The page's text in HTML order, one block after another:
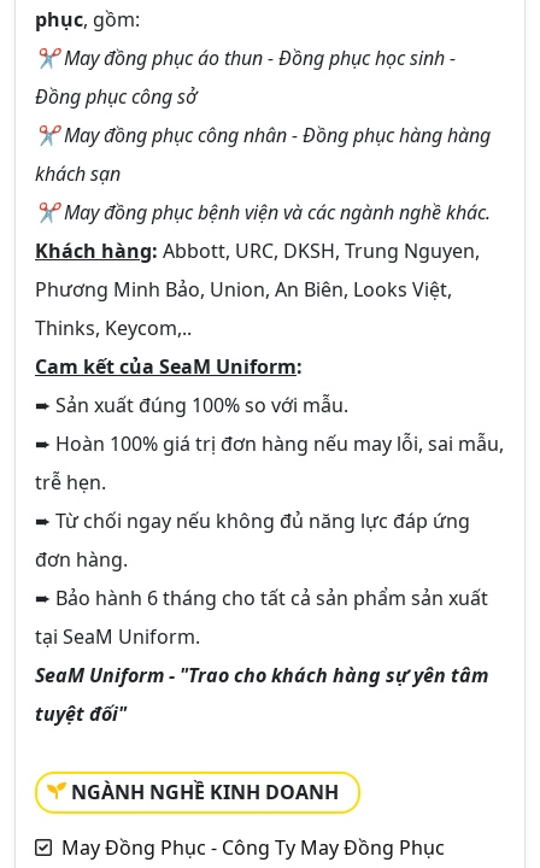
phục, gồm:
✂ May đồng phục áo thun - Đồng phục học sinh -
Đồng phục công sở
✂ May đồng phục công nhân - Đồng phục hàng hàng
khách sạn
✂ May đồng phục bệnh viện và các ngành nghề khác.
Khách hàng: Abbott, URC, DKSH, Trung Nguyen,
Phương Minh Bảo, Union, An Biên, Looks Việt,
Thinks, Keycom,..
Cam kết của SeaM Uniform:
➨ Sản xuất đúng 100% so với mẫu.
➨ Hoàn 100% giá trị đơn hàng nếu may lỗi, sai mẫu,
trễ hẹn.
➨ Từ chối ngay nếu không đủ năng lực đáp ứng
đơn hàng.
➨ Bảo hành 6 tháng cho tất cả sản phẩm sản xuất
tại SeaM Uniform.
SeaM Uniform - "Trao cho khách hàng sự yên tâm
tuyệt đối"
NGÀNH NGHỀ KINH DOANH
May Đồng Phục - Công Ty May Đồng Phục